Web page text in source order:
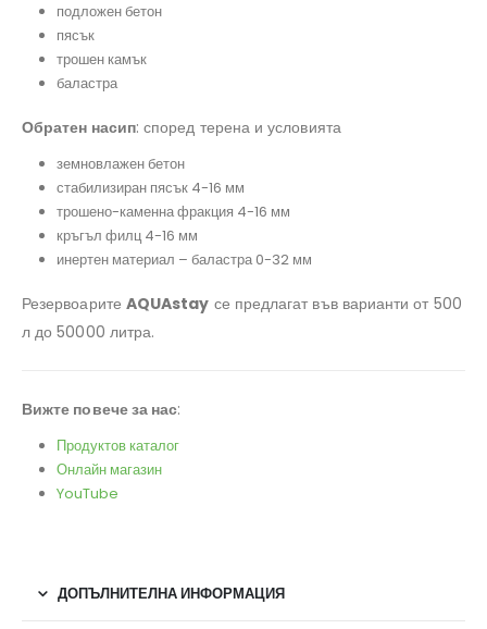
подложен бетон
пясък
трошен камък
баластра
Обратен насип: според терена и условията
земновлажен бетон
стабилизиран пясък 4-16 мм
трошено-каменна фракция 4-16 мм
кръгъл филц 4-16 мм
инертен материал – баластра 0-32 мм
Резервоарите AQUAstay се предлагат във варианти от 500
л до 50000 литра.
Вижте повече за нас:
Продуктов каталог
Онлайн магазин
YouTube
ДОПЪЛНИТЕЛНА ИНФОРМАЦИЯ